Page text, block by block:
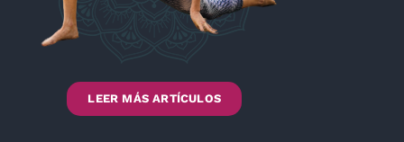
LEER MÁS ARTÍCULOS